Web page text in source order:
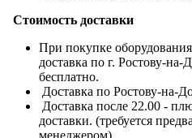
Стоимость доставки
При покупке
доставка по г. Ростову-на-
бесплатно.
Доставка по Ростову-на-
Доставка после 22.00 -
доставки. (требуется
менеджером)